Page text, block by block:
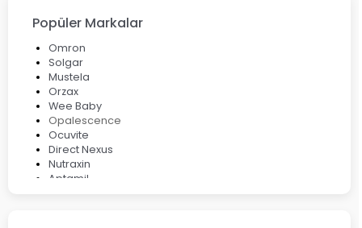
Popüler Markalar
Omron
Solgar
Mustela
Orzax
Wee Baby
Opalescence
Ocuvite
Direct Nexus
Nutraxin
Aptamil